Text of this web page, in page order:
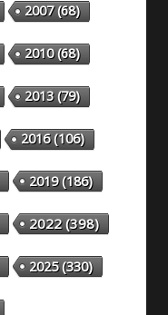
2007(68)
2010(68)
2013(79)
2016(106)
2019(186)
2022(398)
2025(330)